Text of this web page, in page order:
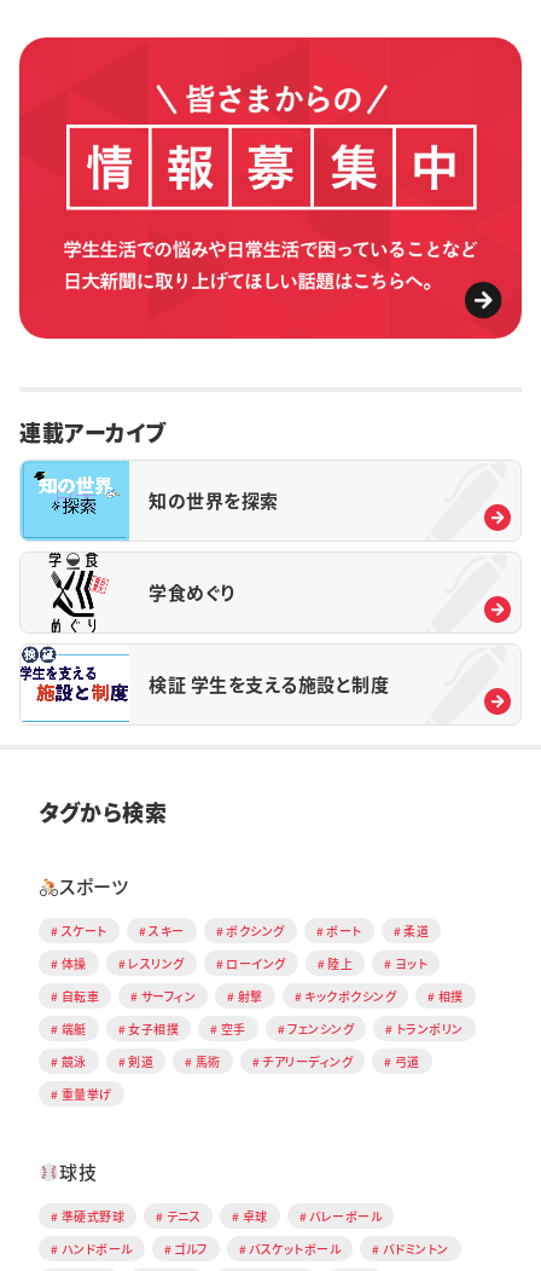
連載アーカイブ
知の世界を探索
学食めぐり
検証 学生を支える施設と制度
タグから検索
スポーツ
スケート スキー ボクシング ボート
柔道
体操
レスリング ローイング 陸上
ヨット
自転車
サーフィン 射撃 キックボクシング
相撲
端艇
女子相撲 空手 フェンシング
トランポリン
競泳
剣道 馬術 チアリーディング
弓道
重量挙げ
球技
準硬式野球 テニス 卓球
バレーボール
ハンドボール
ゴルフ バスケットボール
バドミントン